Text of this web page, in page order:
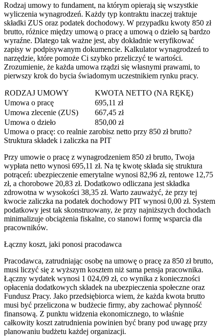
Rodzaj umowy to fundament, na którym opierają się wszystkie
wyliczenia wynagrodzeń. Każdy typ kontraktu inaczej traktuje
składki ZUS oraz podatek dochodowy. W przypadku kwoty 850 zł
brutto, różnice między umową o pracę a umową o dzieło są bardzo
wyraźne. Dlatego tak ważne jest, aby dokładnie weryfikować
zapisy w podpisywanym dokumencie. Kalkulator wynagrodzeń to
narzędzie, które pomoże Ci szybko przeliczyć te wartości.
Zrozumienie, że każda umowa rządzi się własnymi prawami, to
pierwszy krok do bycia świadomym uczestnikiem rynku pracy.
RODZAJ UMOWY
KWOTA NETTO (NA RĘKĘ)
Umowa o pracę
695,11 zł
Umowa zlecenie (ZUS)
667,45 zł
Umowa o dzieło
850,00 zł
Umowa o pracę: co realnie zarobisz netto przy 850 zł brutto?
Struktura składek i zaliczka na PIT
Przy umowie o pracę z wynagrodzeniem 850 zł brutto, Twoja
wypłata netto wynosi 695,11 zł. Na tę kwotę składa się struktura
potrąceń: ubezpieczenie emerytalne wynosi 82,96 zł, rentowe 12,75
zł, a chorobowe 20,83 zł. Dodatkowo odliczana jest składka
zdrowotna w wysokości 38,35 zł. Warto zauważyć, że przy tej
kwocie zaliczka na podatek dochodowy PIT wynosi 0,00 zł. System
podatkowy jest tak skonstruowany, że przy najniższych dochodach
minimalizuje obciążenia fiskalne, co stanowi formę wsparcia dla
pracowników.
Łączny koszt, jaki ponosi pracodawca
Pracodawca, zatrudniając osobę na umowę o pracę za 850 zł brutto,
musi liczyć się z wyższym kosztem niż sama pensja pracownika.
Łączny wydatek wynosi 1 024,09 zł, co wynika z konieczności
opłacenia dodatkowych składek na ubezpieczenia społeczne oraz
Fundusz Pracy. Jako przedsiębiorca wiem, że każda kwota brutto
musi być przeliczona w budżecie firmy, aby zachować płynność
finansową. Z punktu widzenia ekonomicznego, to właśnie
całkowity koszt zatrudnienia powinien być brany pod uwagę przy
planowaniu budżetu każdej organizacji.